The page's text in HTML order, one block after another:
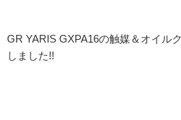
GR YARIS GXPA16の触媒＆オイル
しました!!